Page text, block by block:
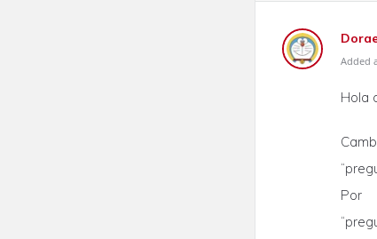
Added
Hola
Por